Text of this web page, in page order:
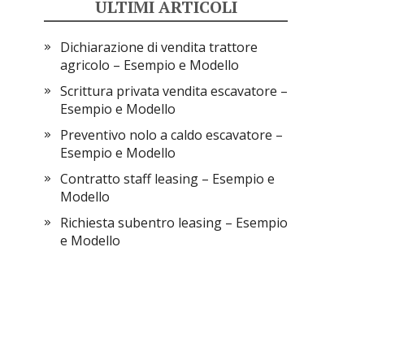
ULTIMI ARTICOLI
Dichiarazione di vendita trattore
agricolo​​ – Esempio e Modello
Scrittura privata vendita escavatore​​ –
Esempio e Modello
Preventivo nolo a caldo escavatore​​ –
Esempio e Modello
Contratto staff leasing​ – Esempio e
Modello
Richiesta subentro leasing – Esempio
e Modello